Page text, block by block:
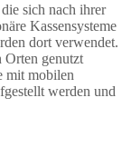
sich nach ihrer
Kassensysteme
dort verwendet.
Orten genutzt
mit mobilen
werden und